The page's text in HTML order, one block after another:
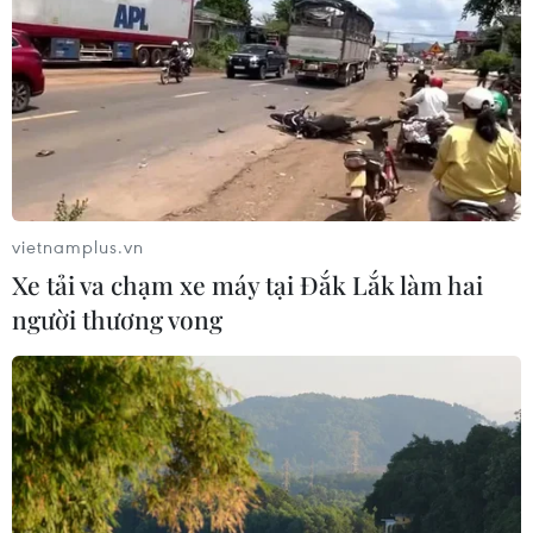
Chuyên gia Canada đánh giá cao bản
lĩnh đối ngoại của Việt Nam
07/08/2026 03:49
Venezuela khởi động đàm phán về
tiến trình chuyển giao chính trị
07/08/2026 02:58
Sập công trình tại Cuba khiến 2
người tử vong
07/08/2026 01:48
Đảng Cộng hòa đề xuất dự luật trao
vietnamplus.vn
Xe tải va chạm xe máy tại Đắk Lắk làm hai
người thương vong